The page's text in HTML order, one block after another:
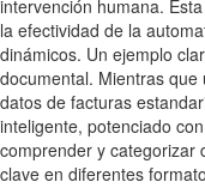
intervención humana.
la efectividad de la
dinámicos. Un ejemplo
documental. Mientras
datos de facturas
inteligente, potenciado
comprender y categorizar
clave en diferentes